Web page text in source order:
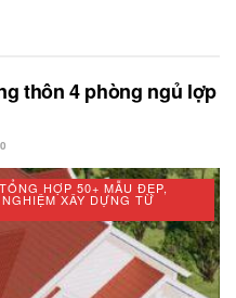
thôn 4 phòng ngủ lợp
0
HỢP 50+ MẪU ĐẸP,
XÂY DỰNG TỪ